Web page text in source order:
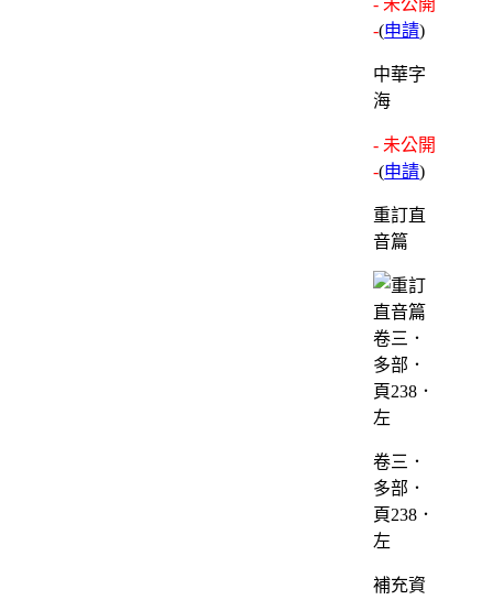
- 未公開
-(申請)
中華字
海
- 未公開
-(申請)
重訂直
音篇
卷三．
多部．
頁238．
左
補充資